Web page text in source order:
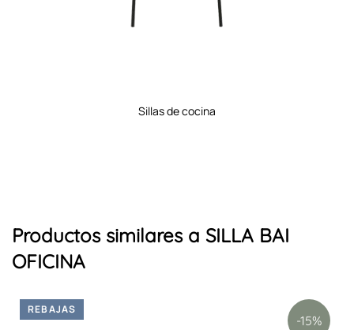
sillas de cocina
Productos similares a SILLA BAI
OFICINA
-15%
REBAJAS